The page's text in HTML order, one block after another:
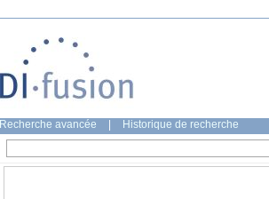
Recherche avancée Historique de recherche